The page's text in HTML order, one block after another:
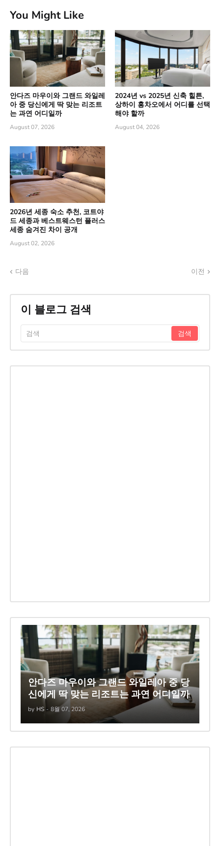
You Might Like
안다즈 마우이와 그랜드 와일레
아 중 당신에게 딱 맞는 리조트
는 과연 어디일까
August 07, 2026
2024년 vs 2025년 신축 힐튼,
상하이 홍차오에서 어디를 선택
해야 할까
August 04, 2026
2026년 세종 숙소 추천, 코트야
드 세종과 베스트웨스턴 플러스
세종 숨겨진 차이 공개
August 02, 2026
다음 이전
이 블로그 검색
안다즈 마우이와 그랜드 와일레아 중 당
신에게 딱 맞는 리조트는 과연 어디일까
by HS - 8월 07, 2026